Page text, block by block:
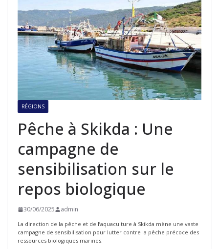
RÉGIONS
Pêche à Skikda : Une
campagne de
sensibilisation sur le
repos biologique
30/06/2025 admin
La direction de la pêche et de l’aquaculture à Skikda mène une vaste
campagne de sensibilisation pour lutter contre la pêche précoce des
ressources biologiques marines.